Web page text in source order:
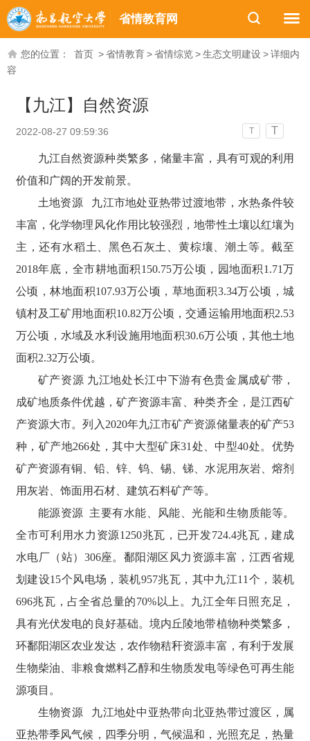
省情教育网
您的位置： 首页 >省情教育>省情综览>生态文明建设>详细内
容
【九江】自然资源
2022-08-27 09:59:36 T T
九江自然资源种类繁多，储量丰富，具有可观的利用
价值和广阔的开发前景。
土地资源 九江市地处亚热带过渡地带，水热条件较
丰富，化学物理风化作用比较强烈，地带性土壤以红壤为
主，还有水稻土、黑色石灰土、黄棕壤、潮土等。截至
2018年底，全市耕地面积150.75万公顷，园地面积1.71万
公顷，林地面积107.93万公顷，草地面积3.34万公顷，城
镇村及工矿用地面积10.82万公顷，交通运输用地面积2.53
万公顷，水域及水利设施用地面积30.6万公顷，其他土地
面积2.32万公顷。
矿产资源 九江地处长江中下游有色贵金属成矿带，
成矿地质条件优越，矿产资源丰富、种类齐全，是江西矿
产资源大市。列入2020年九江市矿产资源储量表的矿产53
种，矿产地266处，其中大型矿床31处、中型40处。优势
矿产资源有铜、铅、锌、钨、锡、锑、水泥用灰岩、熔剂
用灰岩、饰面用石材、建筑石料矿产等。
能源资源 主要有水能、风能、光能和生物质能等。
全市可利用水力资源1250兆瓦，已开发724.4兆瓦，建成
水电厂（站）306座。鄱阳湖区风力资源丰富，江西省规
划建设15个风电场，装机957兆瓦，其中九江11个，装机
696兆瓦，占全省总量的70%以上。九江全年日照充足，
具有光伏发电的良好基础。境内丘陵地带植物种类繁多，
环鄱阳湖区农业发达，农作物秸秆资源丰富，有利于发展
生物柴油、非粮食燃料乙醇和生物质发电等绿色可再生能
源项目。
生物资源 九江地处中亚热带向北亚热带过渡区，属
亚热带季风气候，四季分明，气候温和，光照充足，热量